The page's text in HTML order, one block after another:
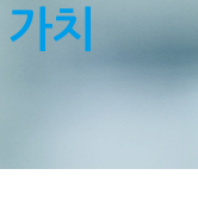
가치